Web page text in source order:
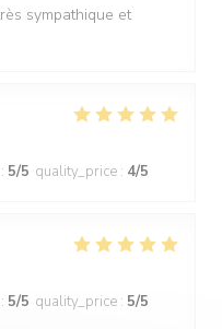
sympathique et
: 5/5 quality_price : 4/5
: 5/5 quality_price : 5/5